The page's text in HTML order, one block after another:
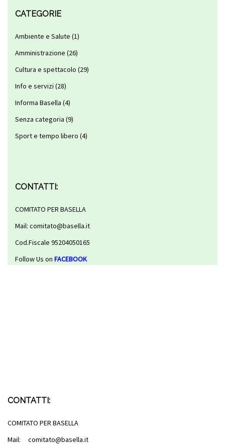
CATEGORIE
Ambiente e Salute (1)
Amministrazione (26)
Cultura e spettacolo (29)
Info e servizi (28)
Informa Basella (4)
Senza categoria (9)
Sport e tempo libero (4)
CONTATTI:
COMITATO PER BASELLA
Mail: comitato@basella.it
Cod.Fiscale 95204050165
Follow Us on FACEBOOK
CONTATTI:
COMITATO PER BASELLA
Mail: comitato@basella.it